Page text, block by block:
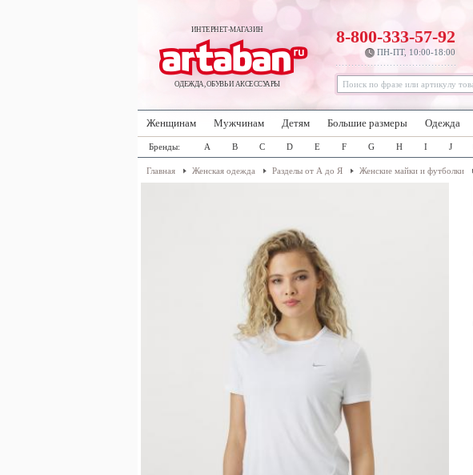
ИНТЕРНЕТ-МАГАЗИН
ОДЕЖДА, ОБУВЬ И АКСЕССУАРЫ
8-800-333-57-92
ПН-ПТ, 10:00-18:00
Женщинам Мужчинам Детям Большие размеры Одежда
Бренды: A B C D E F G H I J
Главная Женская одежда Разделы от А до Я Женские майки и футболки